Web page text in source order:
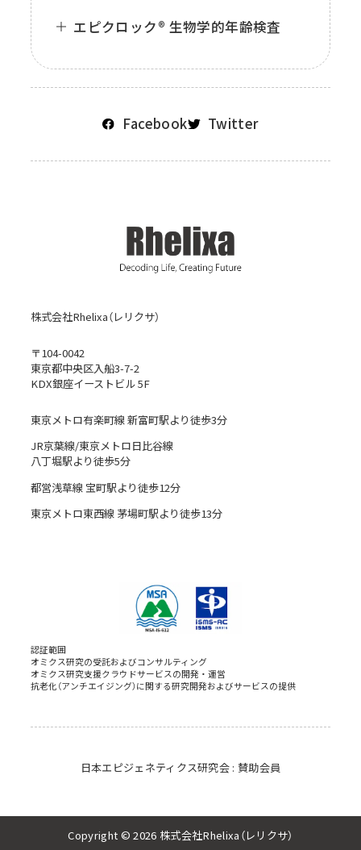
株式会社Rhelixa（レリクサ）
〒104-0042
東京都中央区入船3-7-2
KDX銀座イーストビル 5F
東京メトロ有楽町線 新富町駅より徒歩3分
JR京葉線/東京メトロ日比谷線
八丁堀駅より徒歩5分
都営浅草線 宝町駅より徒歩12分
東京メトロ東西線 茅場町駅より徒歩13分
認証範囲
オミクス研究の受託およびコンサルティング
オミクス研究支援クラウドサービスの開発・運営
抗老化（アンチエイジング）に関する研究開発およびサービスの提供
エピクロック® 生物学的年齢検査
Facebook Twitter
日本エピジェネティクス研究会 : 賛助会員
Copyright © 2026 株式会社Rhelixa（レリクサ）